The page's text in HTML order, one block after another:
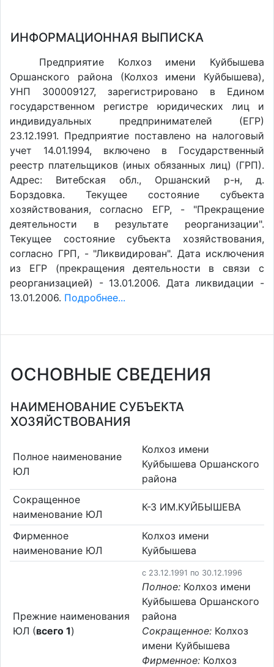
ИНФОРМАЦИОННАЯ ВЫПИСКА
Предприятие Колхоз имени Куйбышева
Оршанского района (Колхоз имени Куйбышева),
УНП 300009127, зарегистрировано в Едином
государственном регистре юридических лиц и
индивидуальных предпринимателей (ЕГР)
23.12.1991. Предприятие поставлено на налоговый
учет 14.01.1994, включено в Государственный
реестр плательщиков (иных обязанных лиц) (ГРП).
Адрес: Витебская обл., Оршанский р-н, д.
Борздовка. Текущее состояние субъекта
хозяйствования, согласно ЕГР, - "Прекращение
деятельности в результате реорганизации".
Текущее состояние субъекта хозяйствования,
согласно ГРП, - "Ликвидирован". Дата исключения
из ЕГР (прекращения деятельности в связи с
реорганизацией) - 13.01.2006. Дата ликвидации -
13.01.2006. Подробнее...
ОСНОВНЫЕ СВЕДЕНИЯ
НАИМЕНОВАНИЕ СУБЪЕКТА
ХОЗЯЙСТВОВАНИЯ
Полное наименование
ЮЛ
Колхоз имени
Куйбышева Оршанского
района
Сокращенное
наименование ЮЛ
К-З ИМ.КУЙБЫШЕВА
Фирменное
наименование ЮЛ
Колхоз имени
Куйбышева
Прежние наименования
ЮЛ (всего 1)
c 23.12.1991 по 30.12.1996
Полное: Колхоз имени
Куйбышева Оршанского
района
Сокращенное: Колхоз
имени Куйбышева
Фирменное: Колхоз